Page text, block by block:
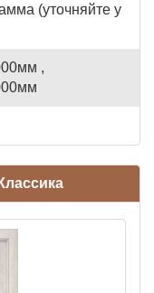
(уточняйте у
,